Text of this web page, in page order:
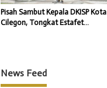
Pisah Sambut Kepala DKISP Kota
Cilegon, Tongkat Estafet
News Feed